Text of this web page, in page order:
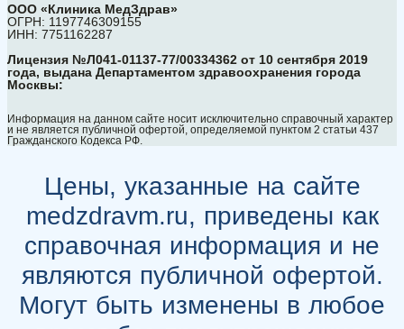
ООО «Клиника МедЗдрав»
ОГРН: 1197746309155
ИНН: 7751162287
Лицензия №Л041-01137-77/00334362 от 10 сентября 2019
года, выдана Департаментом здравоохранения города
Москвы:
Информация на данном сайте носит исключительно справочный характер
и не является публичной офертой, определяемой пунктом 2 статьи 437
Гражданского Кодекса РФ.
Цены, указанные на сайте
medzdravm.ru, приведены как
справочная информация и не
являются публичной офертой.
Могут быть изменены в любое